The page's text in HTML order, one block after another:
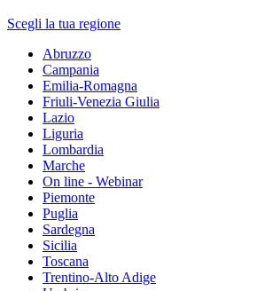
Scegli la tua regione
Abruzzo
Campania
Emilia-Romagna
Friuli-Venezia Giulia
Lazio
Liguria
Lombardia
Marche
On line - Webinar
Piemonte
Puglia
Sardegna
Sicilia
Toscana
Trentino-Alto Adige